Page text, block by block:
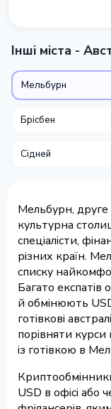
Інші міста -
Мельбурн
Брісбен
Сідней
Мельбурн, друге
культурна
спеціалісти,
різних країн.
списку
Багато
й обмінюють
готівкові
порівняти
із готівкою в
USD в офісі або